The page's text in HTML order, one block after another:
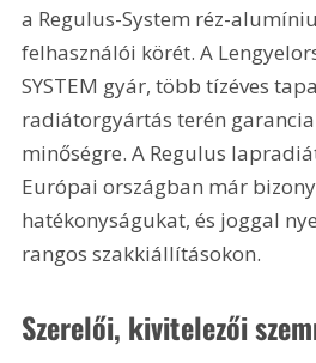
a Regulus-System réz-
felhasználói körét. A
SYSTEM gyár, több tízéves
radiátorgyártás terén
minőségre. A Regulus
Európai országban már
hatékonyságukat, és joggal
rangos szakkiállításokon.
Szerelői, kivitelezői